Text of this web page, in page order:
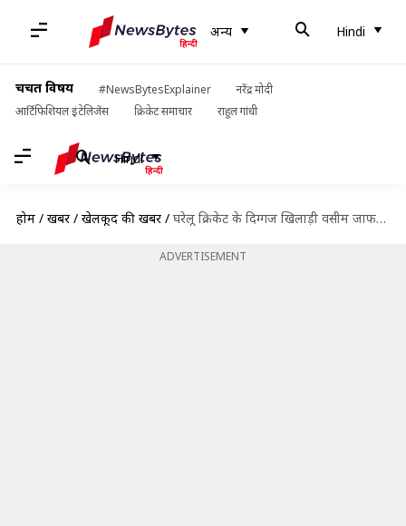
अन्य Hindi
चर्चित विषय #NewsBytesExplainer
नरेंद्र मोदी
आर्टिफिशियल इंटेलिजेंस
क्रिकेट समाचार राहुल गांधी
Hindi
होम / खबरें / खेलकूद की खबरें / घरेलू क्रिकेट के दिग्गज खिलाड़ी वसीम जाफर ने क्रिकेट को कहा अलविदा
ADVERTISEMENT